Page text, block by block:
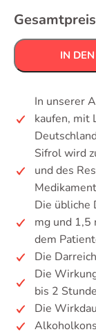
IN
In unserer
kaufen, mit
Sifrol wird
und des
Die übliche
mg und 1,5
dem
Die
Die
bis 2
Die